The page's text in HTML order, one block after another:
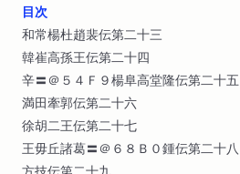
目次
和常楊杜趙裴伝第二十三
韓崔高孫王伝第二十四
辛〓＠５４Ｆ９楊阜高堂隆伝第二十五
満田牽郭伝第二十六
徐胡二王伝第二十七
王毋丘諸葛〓＠６８Ｂ０鍾伝第二十八
方技伝第二十九